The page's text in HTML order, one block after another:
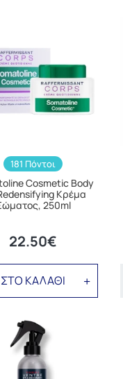
181 Πόντοι
Cosmetic Body
Κρέμα
250ml
22.50€
ΣΤΟ ΚΑΛΑΘΙ